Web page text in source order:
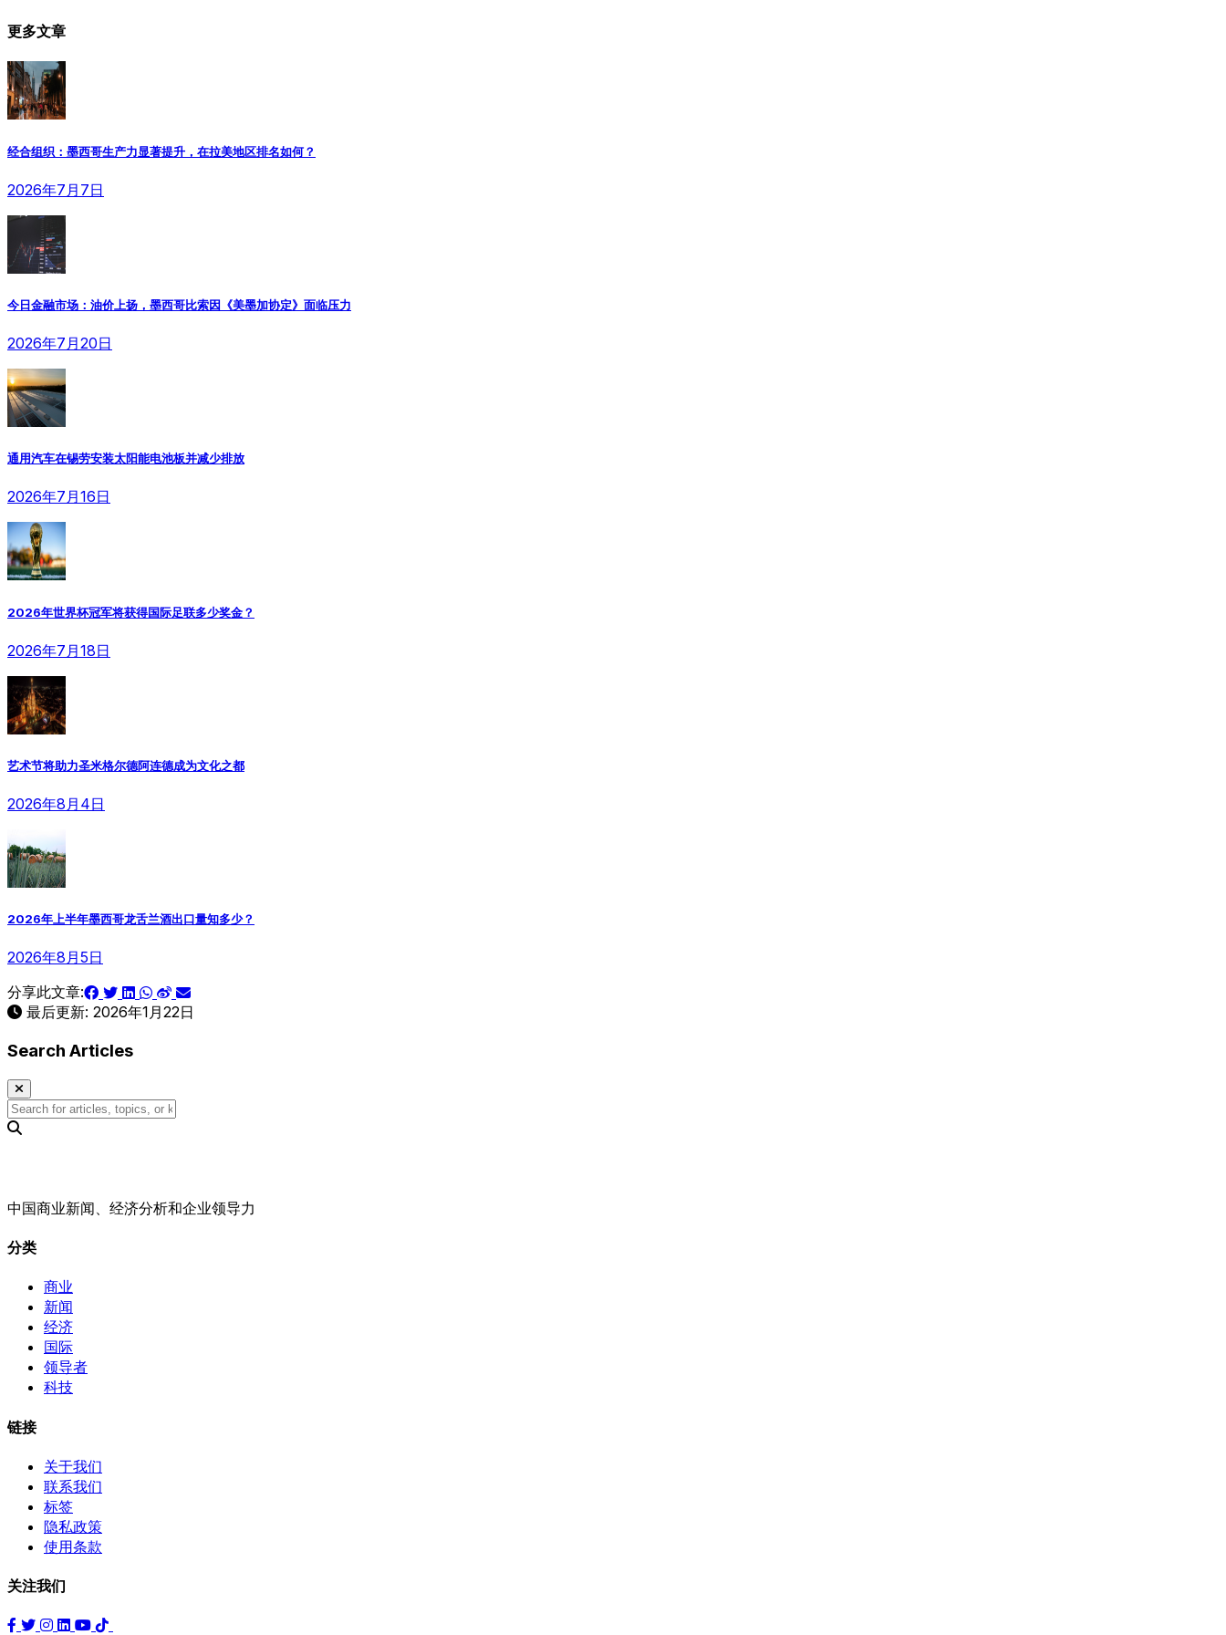
更多文章
经合组织：墨西哥生产力显著提升，在拉美地区排名如何？
2026年7月7日
今日金融市场：油价上扬，墨西哥比索因《美墨加协定》面临压力
2026年7月20日
通用汽车在锡劳安装太阳能电池板并减少排放
2026年7月16日
2026年世界杯冠军将获得国际足联多少奖金？
2026年7月18日
艺术节将助力圣米格尔德阿连德成为文化之都
2026年8月4日
2026年上半年墨西哥龙舌兰酒出口量知多少？
2026年8月5日
分享此文章:
最后更新: 2026年1月22日
Search Articles
中国商业新闻、经济分析和企业领导力
分类
商业
新闻
经济
国际
领导者
科技
链接
关于我们
联系我们
标签
隐私政策
使用条款
关注我们